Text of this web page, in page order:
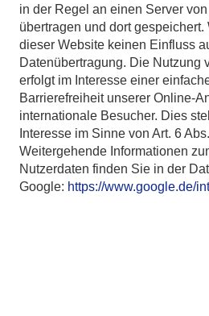
in der Regel an einen Server
übertragen und dort
dieser Website keinen Einfluss
Datenübertragung. Die Nutzung
erfolgt im Interesse einer
Barrierefreiheit unserer Online-
internationale Besucher. Dies
Interesse im Sinne von Art. 6
Weitergehende Informationen
Nutzerdaten finden Sie in der
Google: https://www.google.de/